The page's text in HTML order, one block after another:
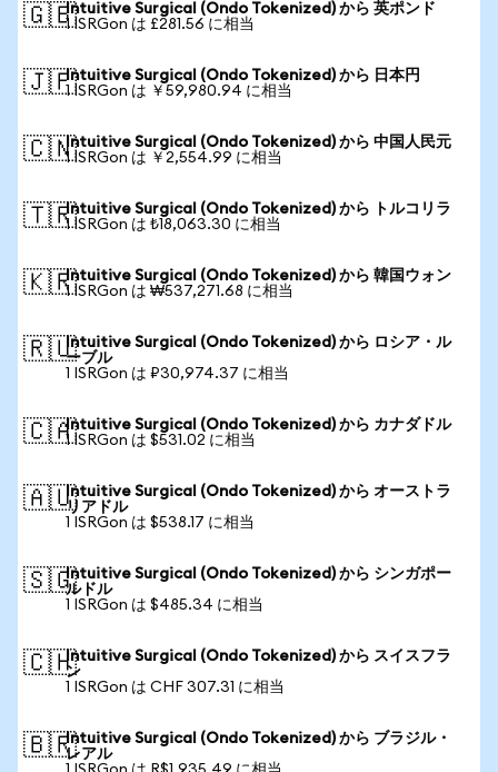
🇬🇧Intuitive Surgical (Ondo Tokenized) から 英ポンド
1 ISRGon は £281.56 に相当
🇯🇵Intuitive Surgical (Ondo Tokenized) から 日本円
1 ISRGon は ￥59,980.94 に相当
🇨🇳Intuitive Surgical (Ondo Tokenized) から 中国人民元
1 ISRGon は ￥2,554.99 に相当
🇹🇷Intuitive Surgical (Ondo Tokenized) から トルコリラ
1 ISRGon は ₺18,063.30 に相当
🇰🇷Intuitive Surgical (Ondo Tokenized) から 韓国ウォン
1 ISRGon は ₩537,271.68 に相当
🇷🇺Intuitive Surgical (Ondo Tokenized) から ロシア・ル
ーブル
1 ISRGon は ₽30,974.37 に相当
🇨🇦Intuitive Surgical (Ondo Tokenized) から カナダドル
1 ISRGon は $531.02 に相当
🇦🇺Intuitive Surgical (Ondo Tokenized) から オーストラ
リアドル
1 ISRGon は $538.17 に相当
🇸🇬Intuitive Surgical (Ondo Tokenized) から シンガポー
ルドル
1 ISRGon は $485.34 に相当
🇨🇭Intuitive Surgical (Ondo Tokenized) から スイスフラ
ン
1 ISRGon は CHF 307.31 に相当
🇧🇷Intuitive Surgical (Ondo Tokenized) から ブラジル・
レアル